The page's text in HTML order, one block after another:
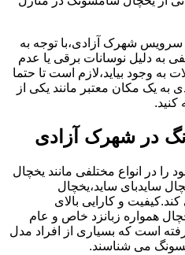
سرویس شهرک آزادی،با توجه به
به دلیل نوسانات برقی یا عدم
به وجود بیاید،لازم است تا حتما
به یک مکان معتبر مانند یکی از
در شهرک آزادی
در انواع مختلفی مانند یخچال
سایدبای ساید،یخچال
و کارایی بالای
همواره زبانزد خاص و عام
است که بسیاری از افراد مدل
می شناسند.